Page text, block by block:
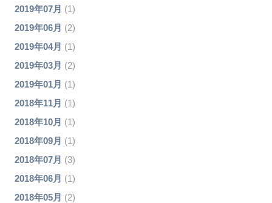
2019年07月 (1)
2019年06月 (2)
2019年04月 (1)
2019年03月 (2)
2019年01月 (1)
2018年11月 (1)
2018年10月 (1)
2018年09月 (1)
2018年07月 (3)
2018年06月 (1)
2018年05月 (2)